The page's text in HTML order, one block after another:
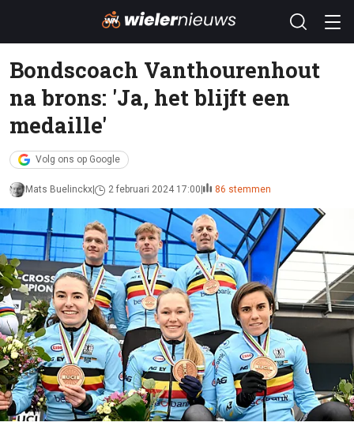
Bondscoach Vanthourenhout
na brons: 'Ja, het blijft een
medaille'
Volg ons op Google
Mats Buelinckx 2 februari 2024 17:00 86 stemmen